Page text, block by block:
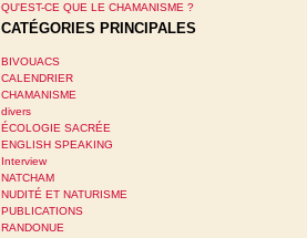
QU'EST-CE QUE LE CHAMANISME ?
CATÉGORIES PRINCIPALES
BIVOUACS
CALENDRIER
CHAMANISME
divers
ÉCOLOGIE SACRÉE
ENGLISH SPEAKING
Interview
NATCHAM
NUDITÉ ET NATURISME
PUBLICATIONS
RANDONUE